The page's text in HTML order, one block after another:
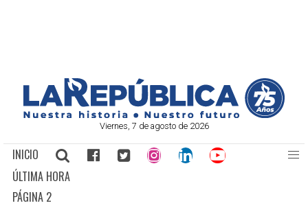
Viernes, 7 de agosto de 2026
INICIO
ÚLTIMA HORA
PÁGINA 2